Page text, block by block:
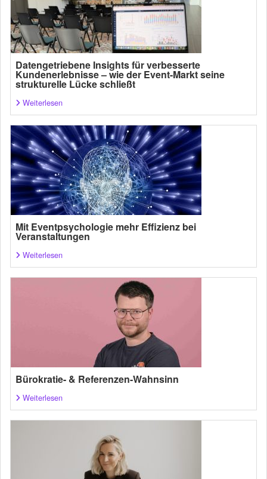
Datengetriebene Insights für verbesserte
Kundenerlebnisse – wie der Event-Markt seine
strukturelle Lücke schließt
Weiterlesen
Mit Eventpsychologie mehr Effizienz bei
Veranstaltungen
Weiterlesen
Bürokratie- & Referenzen-Wahnsinn
Weiterlesen